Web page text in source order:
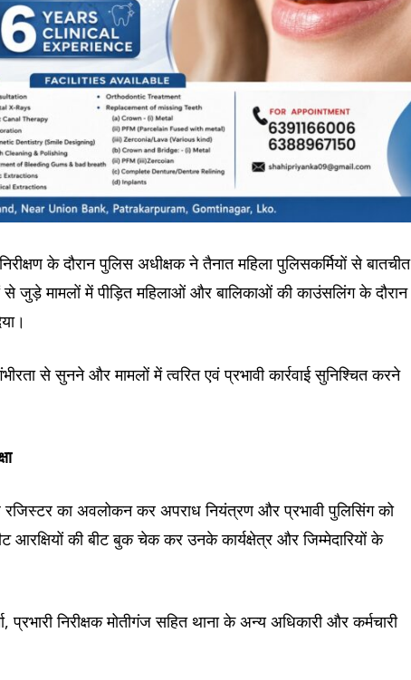
के दौरान पुलिस अधीक्षक ने तैनात महिला पुलिसकर्मियों से बातचीत
जुड़े मामलों में पीड़ित महिलाओं और बालिकाओं की काउंसलिंग के दौरान
से सुनने और मामलों में त्वरित एवं प्रभावी कार्रवाई सुनिश्चित करने
रजिस्टर का अवलोकन कर अपराध नियंत्रण और प्रभावी पुलिसिंग को
की बीट बुक चेक कर उनके कार्यक्षेत्र और जिम्मेदारियों के
प्रभारी निरीक्षक मोतीगंज सहित थाना के अन्य अधिकारी और कर्मचारी